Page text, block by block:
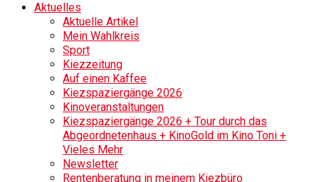
Aktuelles
Aktuelle Artikel
Mein Wahlkreis
Sport
Kiezzeitung
Auf einen Kaffee
Kiezspaziergänge 2026
Kinoveranstaltungen
Kiezspaziergänge 2026 + Tour durch das
Abgeordnetenhaus + KinoGold im Kino Toni +
Vieles Mehr
Newsletter
Rentenberatung in meinem Kiezbüro